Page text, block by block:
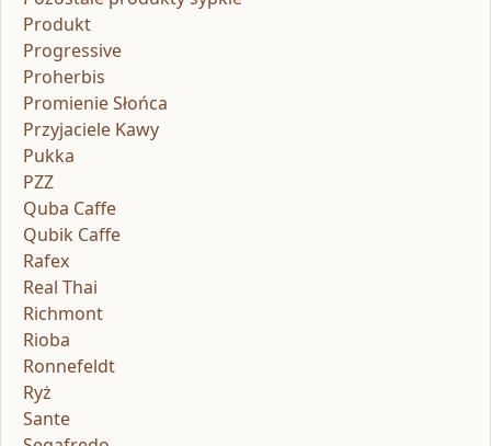
Produkt
Progressive
Proherbis
Promienie Słońca
Przyjaciele Kawy
Pukka
PZZ
Quba Caffe
Qubik Caffe
Rafex
Real Thai
Richmont
Rioba
Ronnefeldt
Ryż
Sante